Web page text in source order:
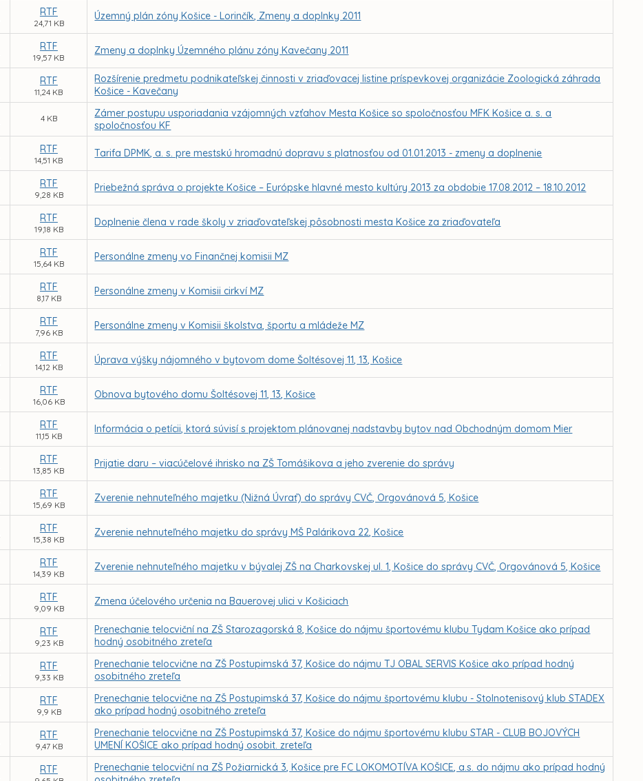
RTF
24,71 KB
Územný plán zóny Košice - Lorinčík, Zmeny a doplnky 2011
RTF
19,57 KB
Zmeny a doplnky Územného plánu zóny Kavečany 2011
RTF
11,24 KB
Rozšírenie predmetu podnikateľskej činnosti v zriaďovacej listine príspevkovej organizácie Zoologická záhrada
Košice - Kavečany
4 KB
Zámer postupu usporiadania vzájomných vzťahov Mesta Košice so spoločnosťou MFK Košice a. s. a
spoločnosťou KF
RTF
14,51 KB
Tarifa DPMK, a. s. pre mestskú hromadnú dopravu s platnosťou od 01.01.2013 - zmeny a doplnenie
RTF
9,28 KB
Priebežná správa o projekte Košice – Európske hlavné mesto kultúry 2013 za obdobie 17.08.2012 – 18.10.2012
RTF
19,18 KB
Doplnenie člena v rade školy v zriaďovateľskej pôsobnosti mesta Košice za zriaďovateľa
RTF
15,64 KB
Personálne zmeny vo Finančnej komisii MZ
RTF
8,17 KB
Personálne zmeny v Komisii cirkví MZ
RTF
7,96 KB
Personálne zmeny v Komisii školstva, športu a mládeže MZ
RTF
14,12 KB
Úprava výšky nájomného v bytovom dome Šoltésovej 11, 13, Košice
RTF
16,06 KB
Obnova bytového domu Šoltésovej 11, 13, Košice
RTF
11,15 KB
Informácia o petícii, ktorá súvisí s projektom plánovanej nadstavby bytov nad Obchodným domom Mier
RTF
13,85 KB
Prijatie daru – viacúčelové ihrisko na ZŠ Tomášikova a jeho zverenie do správy
RTF
15,69 KB
Zverenie nehnuteľného majetku (Nižná Úvrať) do správy CVČ, Orgovánová 5, Košice
RTF
15,38 KB
Zverenie nehnuteľného majetku do správy MŠ Palárikova 22, Košice
RTF
14,39 KB
Zverenie nehnuteľného majetku v bývalej ZŠ na Charkovskej ul. 1, Košice do správy CVČ, Orgovánová 5, Košice
RTF
9,09 KB
Zmena účelového určenia na Bauerovej ulici v Košiciach
RTF
9,23 KB
Prenechanie telocviční na ZŠ Starozagorská 8, Košice do nájmu športovému klubu Tydam Košice ako prípad
hodný osobitného zreteľa
RTF
9,33 KB
Prenechanie telocvične na ZŠ Postupimská 37, Košice do nájmu TJ OBAL SERVIS Košice ako prípad hodný
osobitného zreteľa
RTF
9,9 KB
Prenechanie telocvične na ZŠ Postupimská 37, Košice do nájmu športovému klubu - Stolnotenisový klub STADEX
ako prípad hodný osobitného zreteľa
RTF
9,47 KB
Prenechanie telocvične na ZŠ Postupimská 37, Košice do nájmu športovému klubu STAR - CLUB BOJOVÝCH
UMENÍ KOŠICE ako prípad hodný osobit. zreteľa
RTF
Prenechanie telocviční na ZŠ Požiarnická 3, Košice pre FC LOKOMOTÍVA KOŠICE, a.s. do nájmu ako prípad hodný